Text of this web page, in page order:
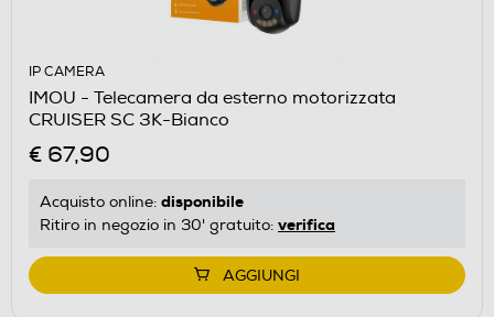
IP CAMERA
IMOU - Telecamera da esterno motorizzata
CRUISER SC 3K-Bianco
€ 67,90
Acquisto online: disponibile
Ritiro in negozio in 30' gratuito: verifica
AGGIUNGI